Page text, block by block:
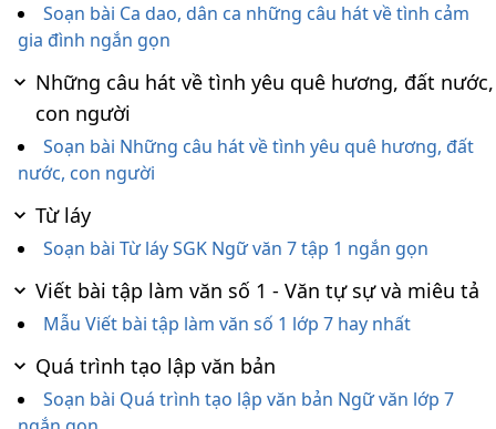
Soạn bài Ca dao, dân ca những câu hát về tình cảm
gia đình ngắn gọn
Những câu hát về tình yêu quê hương, đất nước,
con người
Soạn bài Những câu hát về tình yêu quê hương, đất
nước, con người
Từ láy
Soạn bài Từ láy SGK Ngữ văn 7 tập 1 ngắn gọn
Viết bài tập làm văn số 1 - Văn tự sự và miêu tả
Mẫu Viết bài tập làm văn số 1 lớp 7 hay nhất
Quá trình tạo lập văn bản
Soạn bài Quá trình tạo lập văn bản Ngữ văn lớp 7